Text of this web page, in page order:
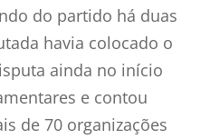
do partido há duas
havia colocado o
ainda no início
e contou
de 70 organizações